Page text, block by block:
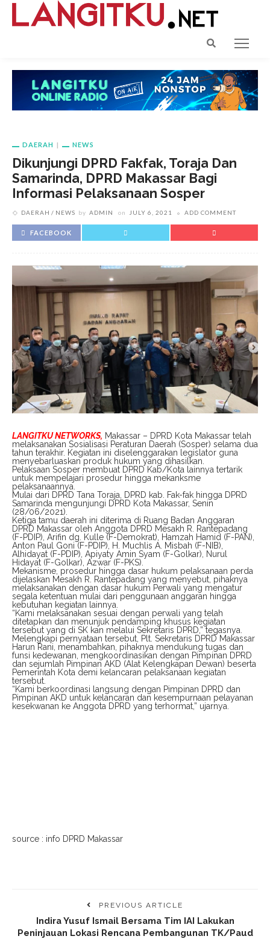
DAERAH NEWS
Dikunjungi DPRD Fakfak, Toraja Dan
Samarinda, DPRD Makassar Bagi
Informasi Pelaksanaan Sosper
DAERAH NEWS by ADMIN on JULY 6, 2021 ADD COMMENT
FACEBOOK
LANGITKU NETWORKS, Makassar – DPRD Kota Makassar telah
melaksanakan Sosialisasi Peraturan Daerah (Sosper) selama dua
tahun terakhir. Kegiatan ini diselenggarakan legislator guna
menyebarluaskan produk hukum yang dihasilkan.
Pelaksaan Sosper membuat DPRD Kab/Kota lainnya tertarik
untuk mempelajari prosedur hingga mekanksme
pelaksanaannya.
Mulai dari DPRD Tana Toraja, DPRD kab. Fak-fak hingga DPRD
Samarinda mengunjungi DPRD Kota Makassar, Senin
(28/06/2021).
Ketiga tamu daerah ini diterima di Ruang Badan Anggaran
DPRD Makassar oleh Anggota DPRD Mesakh R. Rantepadang
(F-PDIP), Arifin dg. Kulle (F-Demokrat), Hamzah Hamid (F-PAN),
Anton Paul Goni (F-PDIP), H. Muchlis A. Misbah (F-NIB),
Alhidayat (F-PDIP), Apiyaty Amin Syam (F-Golkar), Nurul
Hidayat (F-Golkar), Azwar (F-PKS).
Mekanisme, prosedur hingga dasar hukum pelaksanaan perda
dijelaskan Mesakh R. Rantepadang yang menyebut, pihaknya
melaksanakan dengan dasar hukum Perwali yang mengatur
segala ketentuan mulai dari penggunaan anggaran hingga
kebutuhan kegiatan lainnya.
“Kami melaksanakan sesuai dengan perwali yang telah
ditetapkan dan menunjuk pendamping khusus kegiatan
tersebut yang di SK kan melalui Sekretaris DPRD,” tegasnya.
Melengkapi pernyataan tersebut, Plt. Sekretaris DPRD Makassar
Harun Rani, menambahkan, pihaknya mendukung tugas dan
funsi kedewanan, mengkoordinasikan dengan Pimpinan DPRD
dan sejumlah Pimpinan AKD (Alat Kelengkapan Dewan) beserta
Pemerintah Kota demi kelancaran pelaksanaan kegiatan
tersebut.
“Kami berkoordinasi langsung dengan Pimpinan DPRD dan
Pimpinan AKD untuk kelancaran dan kesempurnaan pelayanan
kesekwanan ke Anggota DPRD yang terhormat,” ujarnya.
source : info DPRD Makassar
PREVIOUS ARTICLE
Indira Yusuf Ismail Bersama Tim IAI Lakukan
Peninjauan Lokasi Rencana Pembangunan TK/Paud